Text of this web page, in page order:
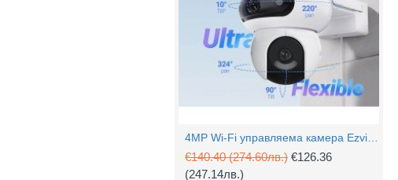
€140.40(274.60лв.) €126.36
(247.14лв.)